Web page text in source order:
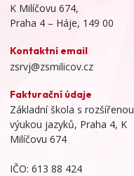
K Milíčovu 674,
Praha 4 – Háje, 149 00
Kontaktní email
zsrvj@zsmilicov.cz
Fakturační údaje
Základní škola s rozšířenou
výukou jazyků, Praha 4, K
Milíčovu 674
IČO: 613 88 424